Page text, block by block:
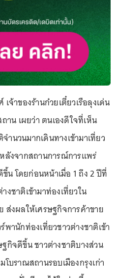
จ้าของร้านก๋วยเตี๋ยวเรือลุงเด่น
าน เผยว่า ตนเองดีใจที่เห็น
นวนมากเดินทางเข้ามาเที่ยว
ลังจากสถานการณ์การแพร่
ขึ้น โดยก่อนหน้าเมื่อ 1 ถึง 2 ปีที่
งชาติเข้ามาท่องเที่ยวใน
ส่งผลให้เศรษฐกิจการค้าขาย
านักท่องเที่ยวชาวต่างชาติเข้า
กิจดีขึ้น ชาวต่างชาติบางส่วน
บราณสถานรอบเมืองกรุงเก่า